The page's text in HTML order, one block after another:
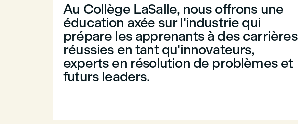
Au Collège LaSalle, nous offrons une
éducation axée sur l'industrie qui
prépare les apprenants à des carrières
réussies en tant qu'innovateurs,
experts en résolution de problèmes et
futurs leaders.